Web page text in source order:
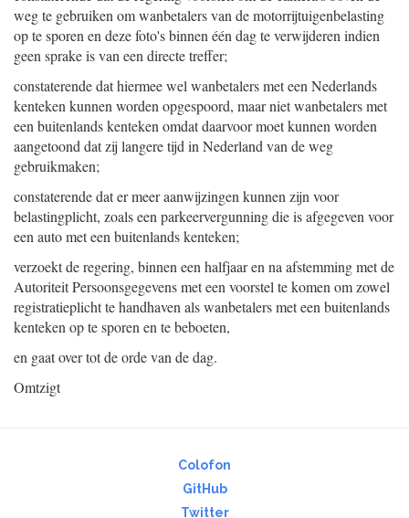
weg te gebruiken om wanbetalers van de motorrijtuigenbelasting
op te sporen en deze foto's binnen één dag te verwijderen indien
geen sprake is van een directe treffer;
constaterende dat hiermee wel wanbetalers met een Nederlands
kenteken kunnen worden opgespoord, maar niet wanbetalers met
een buitenlands kenteken omdat daarvoor moet kunnen worden
aangetoond dat zij langere tijd in Nederland van de weg
gebruikmaken;
constaterende dat er meer aanwijzingen kunnen zijn voor
belastingplicht, zoals een parkeervergunning die is afgegeven voor
een auto met een buitenlands kenteken;
verzoekt de regering, binnen een halfjaar en na afstemming met de
Autoriteit Persoonsgegevens met een voorstel te komen om zowel
registratieplicht te handhaven als wanbetalers met een buitenlands
kenteken op te sporen en te beboeten,
en gaat over tot de orde van de dag.
Omtzigt
Colofon
GitHub
Twitter